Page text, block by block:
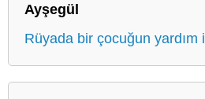
Ayşegül
Rüyada bir çocuğun yardım